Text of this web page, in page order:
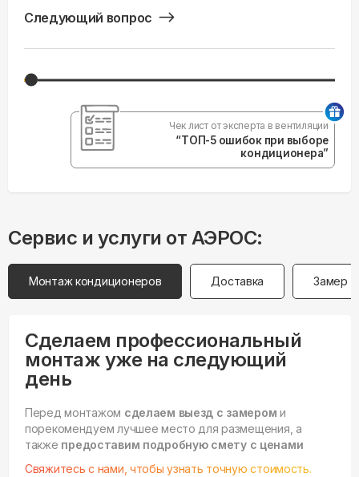
Следующий вопрос
Чек лист от эксперта в вентиляции
“ТОП-5 ошибок при выборе
кондиционера”
Сервис и услуги от АЭРОС:
Монтаж кондиционеров Доставка Замер
Сделаем профессиональный
монтаж уже на следующий
день
Перед монтажом сделаем выезд с замером и
порекомендуем лучшее место для размещения, а
также предоставим подробную смету с ценами
Свяжитесь с нами, чтобы узнать точную стоимость.